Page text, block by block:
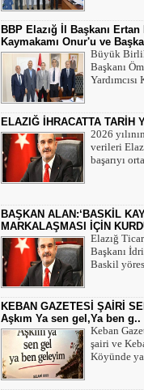
BBP Elazığ İl Başkanı Ertan
Kaymakamı Onur'u ve
Büyük
Başkanı
Yardımcısı
ELAZIĞ İHRACATTA TARİH
2026
verileri
başarıyı
BAŞKAN ALAN:‘BASKİL
MARKALAŞMASI İÇİN
Elazığ
Başkanı
Baskil
KEBAN GAZETESİ ŞAİRİ
Aşkım Ya sen gel,Ya ben g..
Keban
şairi ve
Köyünde